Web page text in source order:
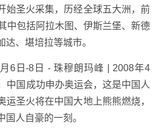
始圣火采集，历经全球五大洲，前
中包括阿拉木图、伊斯兰堡、新德
达、堪培拉等城市。
6日-8日 - 珠穆朗玛峰 | 2008年4
中国成功申办奥运会，这是中国人
运圣火将在中国大地上熊熊燃烧，
人自豪的一刻。